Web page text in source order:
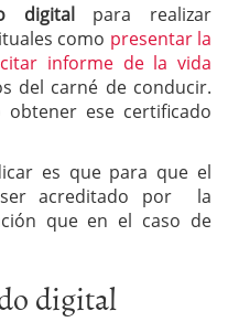
digitalpara realizar
como presentar la
informe de la vida
del carné de conducir.
ese certificado
es que para que el
ser acreditado por la
que en el caso de
digital